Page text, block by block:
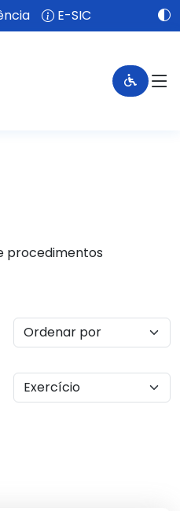
E-SIC
procedimentos